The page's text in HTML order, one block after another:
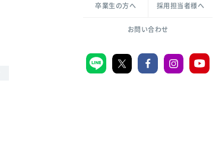
ハラスメントの防止
共生のための多様性宣言
一般教育課程
学芸員課程
図書館司書課程
卒業生の方へ 採用担当者様へ
お問い合わせ